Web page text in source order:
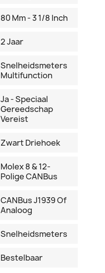
80 Mm - 3 1/8 Inch
2 Jaar
Snelheidsmeters
Multifunction
Ja - Speciaal
Gereedschap
Vereist
Zwart Driehoek
Molex 8 & 12-
Polige CANBus
CANBus J1939 Of
Analoog
Snelheidsmeters
Bestelbaar